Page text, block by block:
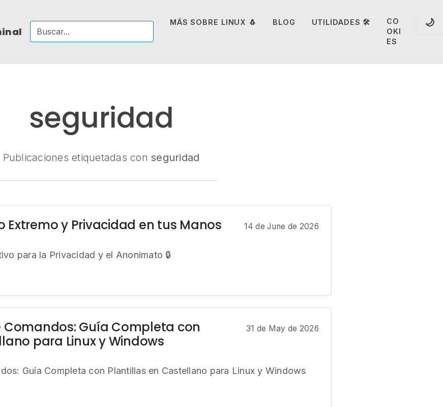
MÁS SOBRE LINUX 🐧 BLOG UTILIDADES 🛠️
CO
OKI
ES
🌙
seguridad
Publicaciones etiquetadas conseguridad
Extremo y Privacidad en tus Manos 14 de June de 2026
para la Privacidad y el Anonimato 🔒
Comandos: Guía Completa con
para Linux y Windows
31 de May de 2026
Guía Completa con Plantillas en Castellano para Linux y Windows